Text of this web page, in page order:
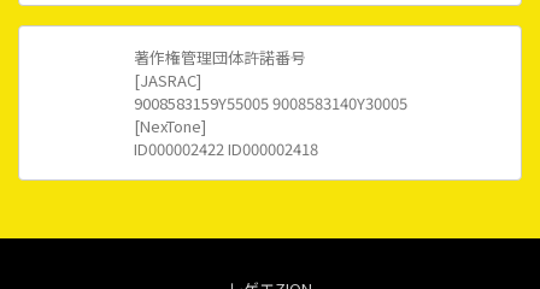
著作権管理団体許諾番号
[JASRAC]
9008583159Y55005 9008583140Y30005
[NexTone]
ID000002422 ID000002418